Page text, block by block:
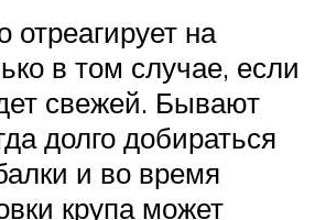
отреагирует на
в том случае, если
свежей. Бывают
долго добираться
и во время
крупа может